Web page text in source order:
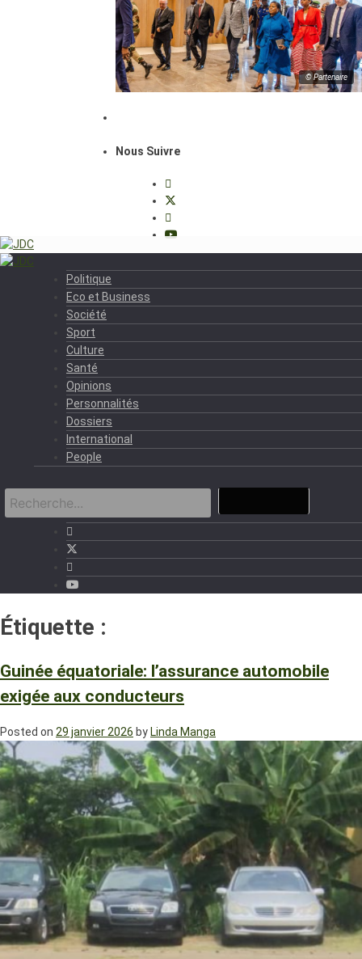
© Partenaire
Nous Suivre
Politique
Eco et Business
Société
Sport
Culture
Santé
Opinions
Personnalités
Dossiers
International
People
Étiquette :
Guinée équatoriale: l’assurance automobile
exigée aux conducteurs
Posted on 29 janvier 2026 by Linda Manga